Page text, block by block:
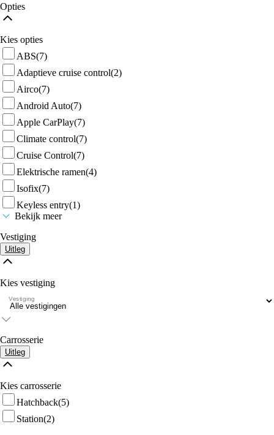
Opties
Kies opties
ABS(7)
Adaptieve cruise control(2)
Airco(7)
Android Auto(7)
Apple CarPlay(7)
Climate control(7)
Cruise Control(7)
Elektrische ramen(4)
Isofix(7)
Keyless entry(1)
Bekijk meer
Vestiging
Uitleg
Kies vestiging
Vestiging
Carrosserie
Uitleg
Kies carrosserie
Hatchback(5)
Station(2)